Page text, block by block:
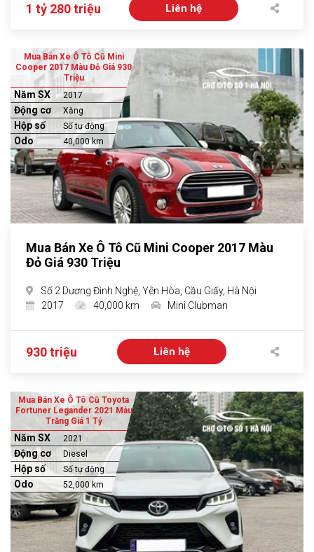
1 tỷ 280 triệu Liên hệ
Mua Bán Xe Ô Tô Cũ Mini
Cooper 2017 Màu Đỏ Giá 930
Triệu
Năm SX 2017
Động cơ Xăng
Hộp số Số tự động
Odo 40,000 km
Mua Bán Xe Ô Tô Cũ Mini Cooper 2017 Màu
Đỏ Giá 930 Triệu
Số 2 Dương Đình Nghệ, Yên Hòa, Cầu Giấy, Hà Nội
2017
40,000 km Mini Clubman
930 triệu Liên hệ
Mua Bán Xe Ô Tô Cũ Toyota
Fortuner Legander 2021 Màu
Trắng Giá 1 Tỷ
Năm SX 2021
Động cơ Diesel
Hộp số Số tự động
Odo 52,000 km